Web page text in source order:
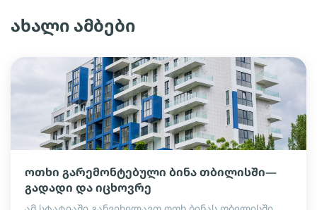
ახალი ამბები
ოთხი გარემონტებული ბინა თბილისში—
გადადი და იცხოვრე